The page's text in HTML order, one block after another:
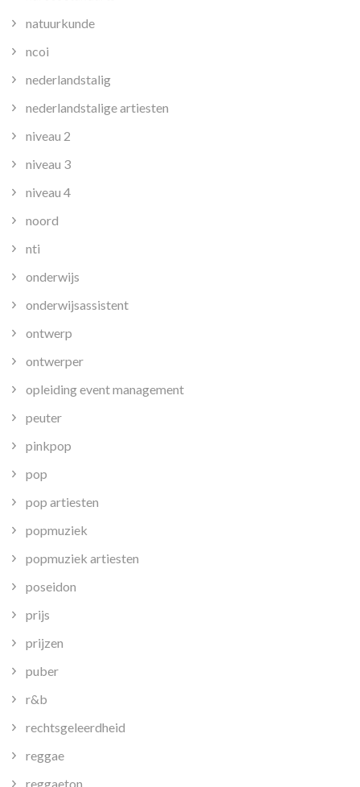
natuurkunde
ncoi
nederlandstalig
nederlandstalige artiesten
niveau 2
niveau 3
niveau 4
noord
nti
onderwijs
onderwijsassistent
ontwerp
ontwerper
opleiding event management
peuter
pinkpop
pop
pop artiesten
popmuziek
popmuziek artiesten
poseidon
prijs
prijzen
puber
r&b
rechtsgeleerdheid
reggae
reggaeton